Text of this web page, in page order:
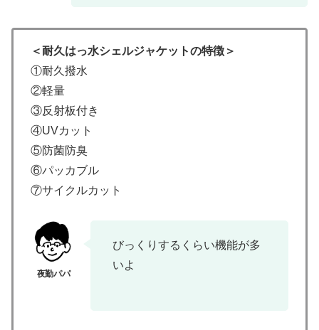
＜耐久はっ水シェルジャケットの特徴＞
①耐久撥水
②軽量
③反射板付き
④UVカット
⑤防菌防臭
⑥パッカブル
⑦サイクルカット
びっくりするくらい機能が多
いよ